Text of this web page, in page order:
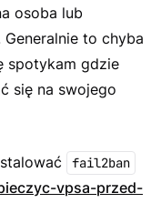
osoba lub
to chyba
spotykam gdzie
się na swojego
fail2ban
vpsa-przed-